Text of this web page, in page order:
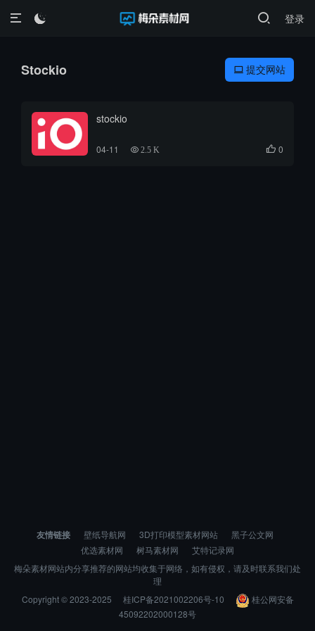
登录

Stockio  提交网站
stockio
04-11 2.5 K  0
友情链接 壁纸导航网 3D打印模型素材网站
黑子公文网
优选素材网
树马素材网
艾特记录网
梅朵素材网站内分享推荐的网站均收集于网络，如有侵权，请及时联系我们处
理
Copyright © 2023-2025
桂ICP备2021002206号-10
桂公网安备
45092202000128号